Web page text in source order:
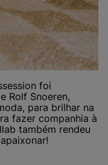
foi
Rolf Snoeren,
para brilhar na
fazer companhia à
também rendeu